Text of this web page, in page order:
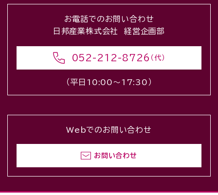
お電話でのお問い合わせ
日邦産業株式会社 経営企画部
052-212-8726 （代）
（平日10:00〜17:30）
Webでのお問い合わせ
お問い合わせ